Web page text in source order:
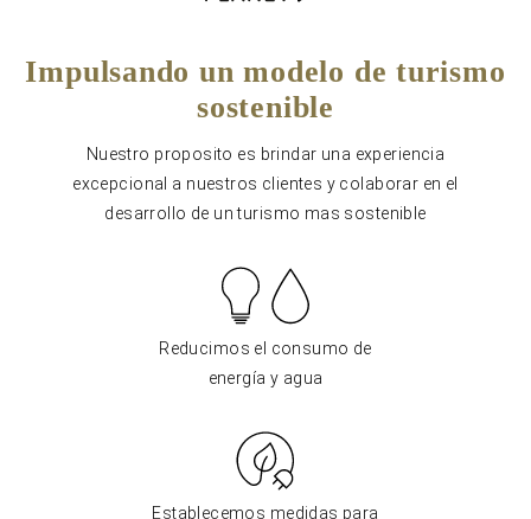
Impulsando un modelo de turismo
sostenible
Nuestro proposito es brindar una experiencia
excepcional a nuestros clientes y colaborar en el
desarrollo de un turismo mas sostenible
Reducimos el consumo de
energía y agua
Establecemos medidas para